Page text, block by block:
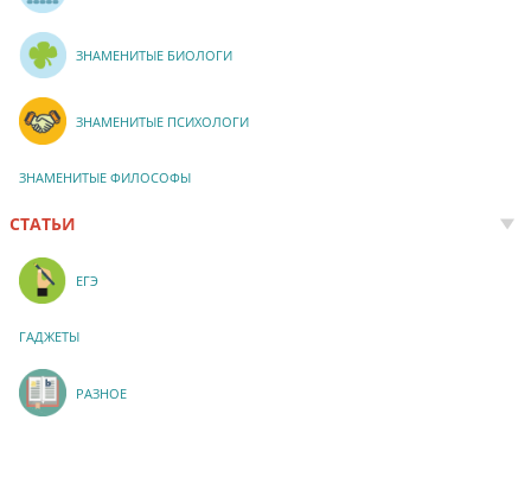
ЗНАМЕНИТЫЕ БИОЛОГИ
ЗНАМЕНИТЫЕ ПСИХОЛОГИ
ЗНАМЕНИТЫЕ ФИЛОСОФЫ
СТАТЬИ
ЕГЭ
ГАДЖЕТЫ
РАЗНОЕ